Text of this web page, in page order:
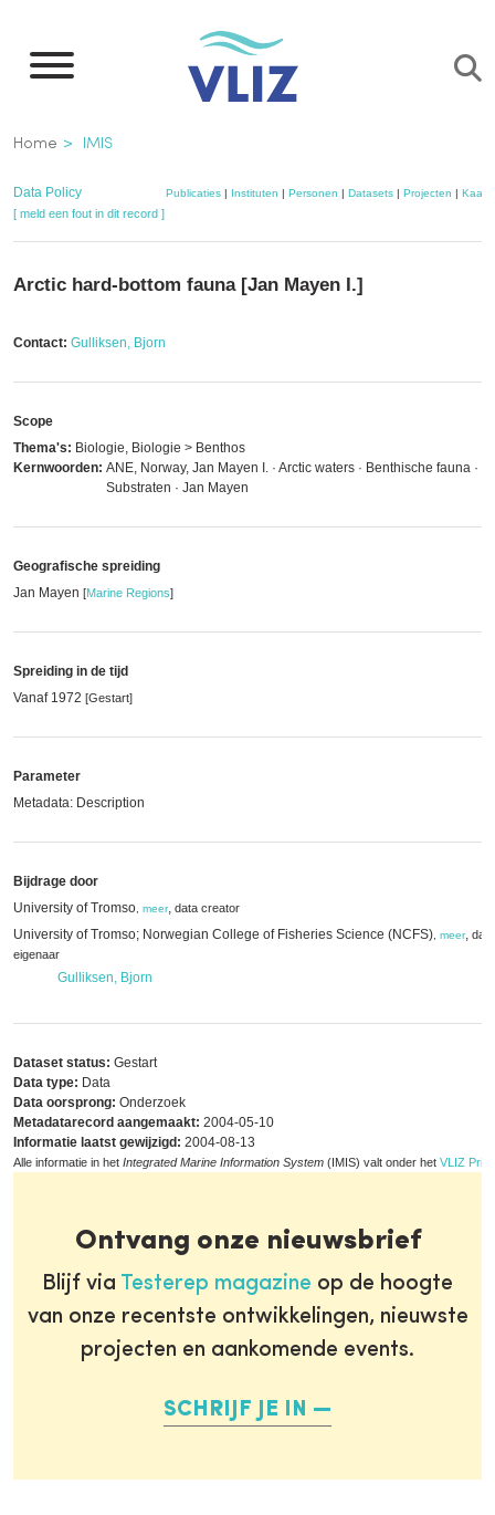
naar
inhoud
gaan
Kruimelpad
Home IMIS
Data Policy Publicaties| Instituten | Personen | Datasets| Projecten |
[ meld een fout in dit record ]
Arctic hard-bottom fauna [Jan Mayen I.]
Contact: Gulliksen, Bjorn
Scope
Thema's: Biologie, Biologie > Benthos
Kernwoorden: ANE, Norway, Jan Mayen I. · Arctic waters · Benthische fauna ·
Substraten · Jan Mayen
Geografische spreiding
Jan Mayen [Marine Regions]
Spreiding in de tijd
Vanaf 1972 [Gestart]
Parameter
Metadata: Description
Bijdrage door
University of Tromso meer, data creator
University of Tromso; Norwegian College of Fisheries Science (NCFS) meer, data
eigenaar
Gulliksen, Bjorn
Dataset status: Gestart
Data type: Data
Data oorsprong: Onderzoek
Metadatarecord aangemaakt: 2004-05-10
Informatie laatst gewijzigd: 2004-08-13
Alle informatie in het Integrated Marine Information System (IMIS) valt onder het VLIZ
Ontvang onze nieuwsbrief
Blijf via Testerep magazine op de hoogte
van onze recentste ontwikkelingen, nieuwste
projecten en aankomende events.
SCHRIJF JE IN